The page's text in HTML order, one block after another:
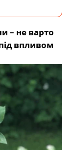
– не варто
впливом